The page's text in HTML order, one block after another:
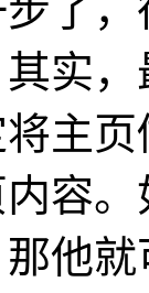
了，
实
主
容
他